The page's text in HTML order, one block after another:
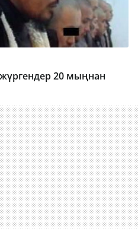
20 мыңнан